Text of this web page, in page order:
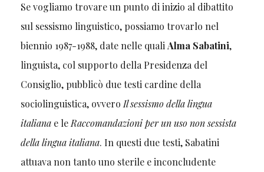
Se vogliamo trovare un punto di inizio al dibattito
sul sessismo linguistico, possiamo trovarlo nel
biennio 1987-1988, date nelle qualiAlma Sabatini,
linguista, col supporto della Presidenza del
Consiglio, pubblicò due testi cardine della
sociolinguistica, ovveroIl sessismo della lingua
italianae leRaccomandazioni per un uso non sessista
della lingua italiana. In questi due testi, Sabatini
attuava non tanto uno sterile e inconcludente